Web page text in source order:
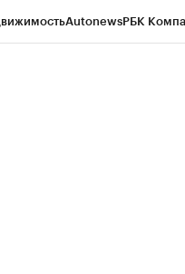
AutonewsРБК